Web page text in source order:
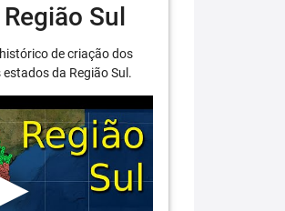
Sul
de criação dos
da Região Sul.